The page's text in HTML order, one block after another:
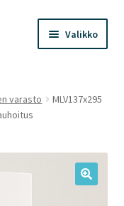
Valikko
varasto
MLV137x295